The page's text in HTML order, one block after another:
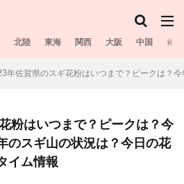
北陸 東海 関西 大阪 中国 四国
年佐賀県のスギ花粉はいつまで？ピークは？
粉はいつまで？ピークは？今
のスギ山の状況は？今日の花
イム情報